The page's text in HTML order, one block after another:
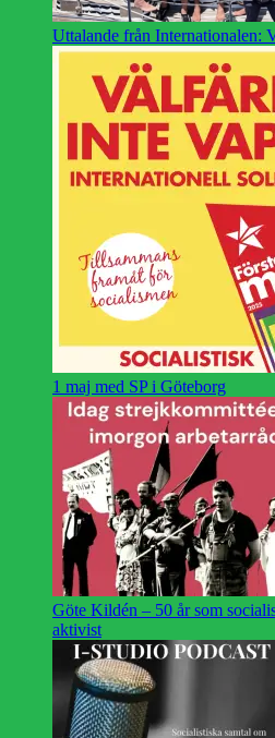
Uttalande från Internationalen:
1 maj med SP i Göteborg
Göte Kildén – 50 år som
aktivist